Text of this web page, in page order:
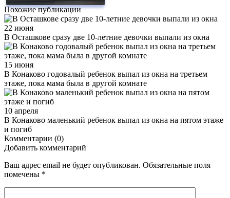
Похожие публикации
22 июня
В Осташкове сразу две 10-летние девочки выпали из окна
15 июня
В Конаково годовалый ребенок выпал из окна на третьем
этаже, пока мама была в другой комнате
10 апреля
В Конаково маленький ребенок выпал из окна на пятом этаже
и погиб
Комментарии (0)
Добавить комментарий
Ваш адрес email не будет опубликован. Обязательные поля
помечены *